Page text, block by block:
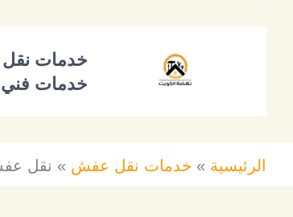
خدمات
خدمات
الرئيسية خدمات نقل عفش نقل عفش